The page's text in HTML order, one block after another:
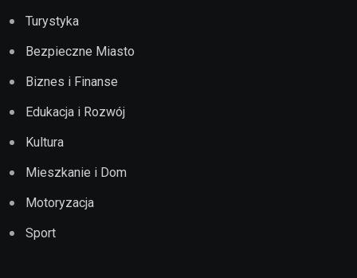
Turystyka
Bezpieczne Miasto
Biznes i Finanse
Edukacja i Rozwój
Kultura
Mieszkanie i Dom
Motoryzacja
Sport